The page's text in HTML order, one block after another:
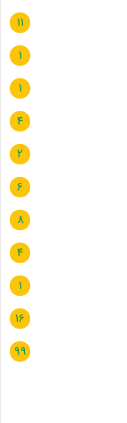
11
1
1
4
2
6
8
4
1
16
99